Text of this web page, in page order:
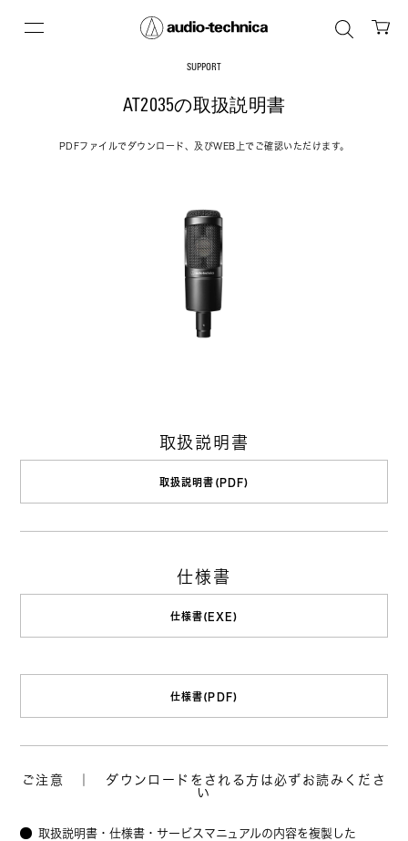
SUPPORT
AT2035の取扱説明書
PDFファイルでダウンロード、及びWEB上でご確認いただけます。
取扱説明書
取扱説明書(PDF)
仕様書
仕様書(EXE)
仕様書(PDF)
ご注意 ｜ ダウンロードをされる方は必ずお読みくださ
い
取扱説明書・仕様書・サービスマニュアルの内容を複製した